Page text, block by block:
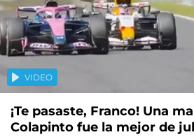
VIDEO
¡Te pasaste, Franco! Una
Colapinto fue la mejor de